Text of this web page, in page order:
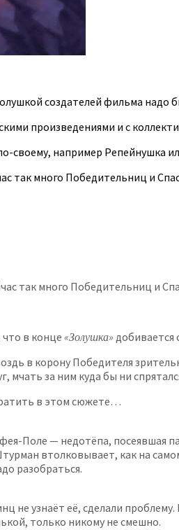
создателей фильма надо
произведениями и с
своему, например Репейнушка
так много Победительниц и
так много Победительниц и
в конце «Золушка» добивается
в корону Победителя
мчать за ним куда бы ни
в этом сюжете…
Поле — недотёпа, посеявшая
втолковывает, как на
разобраться.
не узнаёт её, сделали
только никому не смешно.